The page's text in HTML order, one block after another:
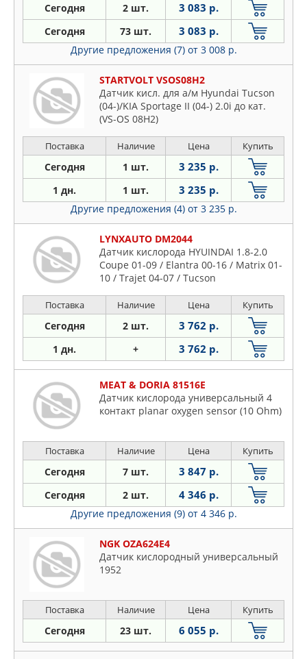
Сегодня 2 шт. 3 083 р.
Сегодня 73 шт. 3 083 р.
Другие предложения (7) от 3 008 р.
STARTVOLT VSOS08H2
Датчик кисл. для а/м Hyundai Tucson
(04-)/KIA Sportage II (04-) 2.0i до кат.
(VS-OS 08H2)
Поставка Наличие Цена Купить
Сегодня 1 шт. 3 235 р.
1 дн. 1 шт. 3 235 р.
Другие предложения (4) от 3 235 р.
LYNXAUTO DM2044
Датчик кислорода HYUINDAI 1.8-2.0
Coupe 01-09 / Elantra 00-16 / Matrix 01-
10 / Trajet 04-07 / Tucson
Поставка Наличие Цена Купить
Сегодня 2 шт. 3 762 р.
1 дн. + 3 762 р.
MEAT & DORIA 81516E
Датчик кислорода универсальный 4
контакт planar oxygen sensor (10 Ohm)
Поставка Наличие Цена Купить
Сегодня 7 шт. 3 847 р.
Сегодня 2 шт. 4 346 р.
Другие предложения (9) от 4 346 р.
NGK OZA624E4
Датчик кислородный универсальный
1952
Поставка Наличие Цена Купить
Сегодня 23 шт. 6 055 р.